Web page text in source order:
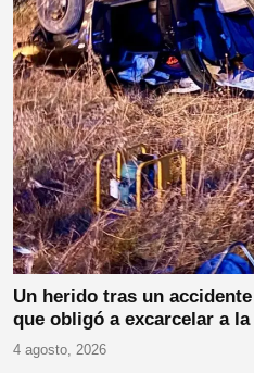
Un herido tras un
que obligó a excarcelar a
4 agosto, 2026